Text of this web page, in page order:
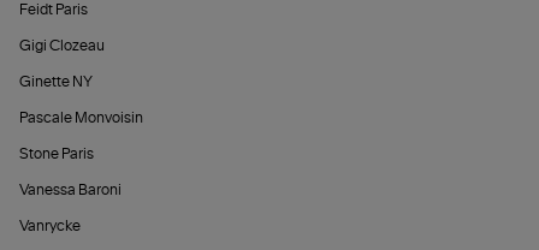
Feidt Paris
Gigi Clozeau
Ginette NY
Pascale Monvoisin
Stone Paris
Vanessa Baroni
Vanrycke